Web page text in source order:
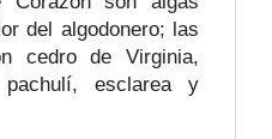
del algodonero; las
cedro de Virginia,
pachulí, esclarea y